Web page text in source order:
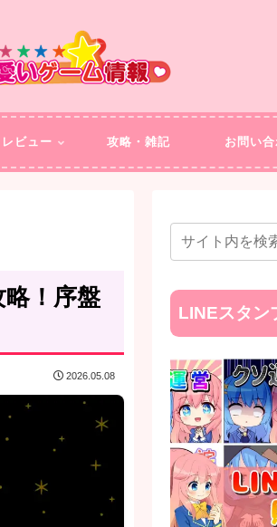
ビュー 攻略・雑記 お問い
略！序盤
2026.05.08
LINEスタン